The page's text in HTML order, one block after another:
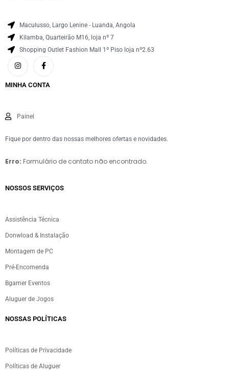
Maculusso, Largo Lenine - Luanda, Angola
Kilamba, Quarteirão M16, loja nº 7
Shopping Outlet Fashion Mall 1º Piso loja nº2.63
MINHA CONTA
Painel
Fique por dentro das nossas melhores ofertas e novidades.
Erro: Formulário de contato não encontrado.
NOSSOS SERVIÇOS​
Assistência Técnica
Donwload & Instalação
Montagem de PC
Pré-Encomenda
Bgamer Eventos
Aluguer de Jogos
NOSSAS POLÍTICAS
Políticas de Privacidade
Políticas de Aluguer